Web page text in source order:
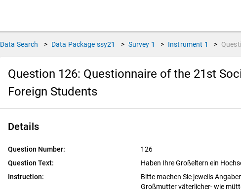
Data Search > Data Package ssy21 > Survey 1 > Instrument 1 >
Question 126: Questionnaire of the 21st
Foreign Students
Details
Question Number:
126
Question Text:
Haben Ihre Großeltern ein
Instruction:
Bitte machen Sie jeweils
Großmutter väterlicher- wie